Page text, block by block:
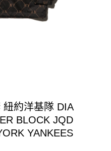
約洋基隊 DIA
BLOCK JQD
YANKEES